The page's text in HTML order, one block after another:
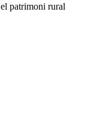
patrimoni rural